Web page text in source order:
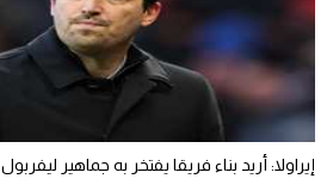
إيراولا: أريد بناء فريقا يفتخر به جماهير ليفربول